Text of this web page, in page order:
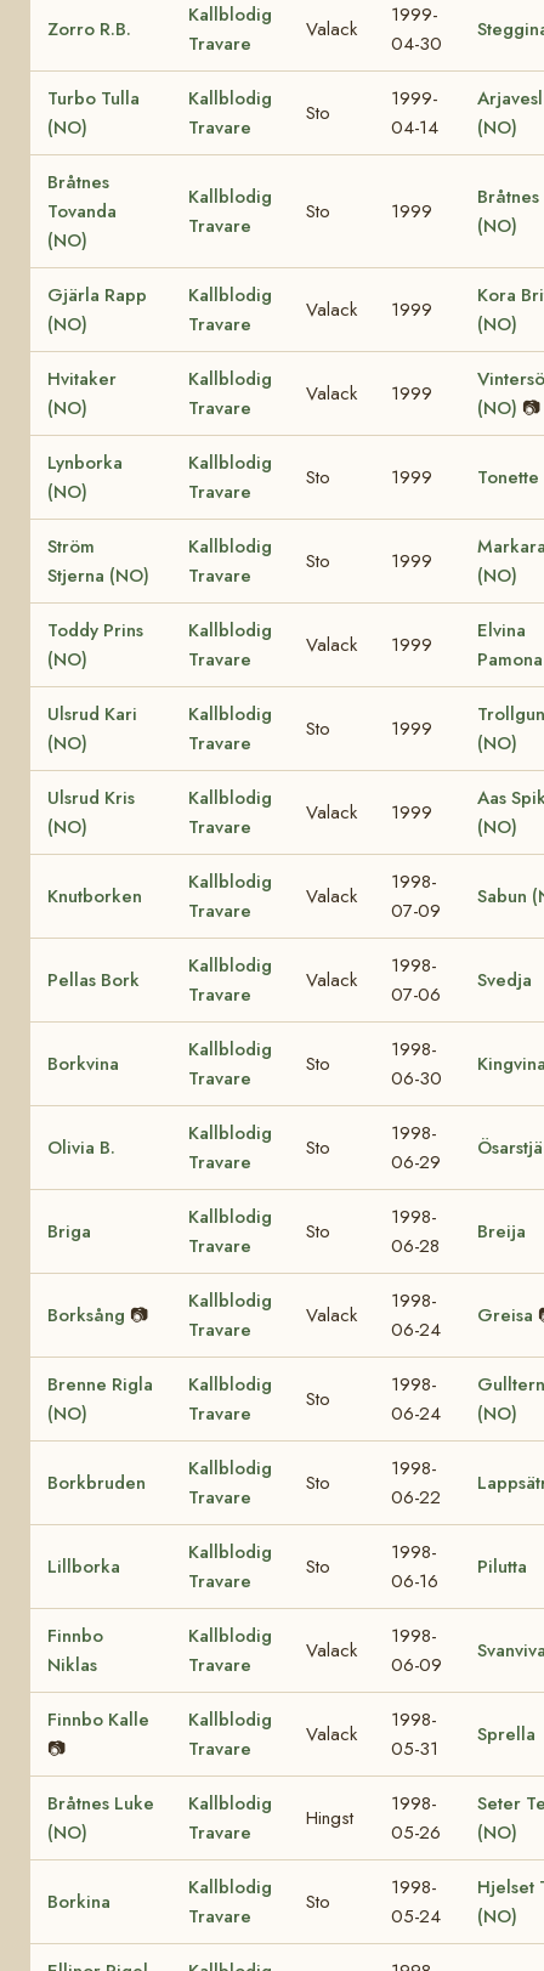
Zorro R.B.
Kallblodig
Travare
Valack
1999-
04-30
Turbo Tulla
(NO)
Kallblodig
Travare
Sto
1999-
04-14
(NO)
Bråtnes
Tovanda
(NO)
Kallblodig
Travare
Sto 1999
Bråtnes
(NO)
Gjärla Rapp
(NO)
Kallblodig
Travare
Valack 1999
Kora
(NO)
Hvitaker
(NO)
Kallblodig
Travare
Valack 1999
(NO) 📷
Lynborka
(NO)
Kallblodig
Travare
Sto 1999
Ström
Stjerna (NO)
Kallblodig
Travare
Sto 1999
(NO)
Toddy Prins
(NO)
Kallblodig
Travare
Valack 1999
Elvina
Ulsrud Kari
(NO)
Kallblodig
Travare
Sto 1999
Trollgun
(NO)
Ulsrud Kris
(NO)
Kallblodig
Travare
Valack 1999
Aas
(NO)
Knutborken
Kallblodig
Travare
Valack
1998-
07-09
Sabun
Pellas Bork
Kallblodig
Travare
Valack
1998-
07-06
Svedja
Borkvina
Kallblodig
Travare
Sto
1998-
06-30
Olivia B.
Kallblodig
Travare
Sto
1998-
06-29
Briga
Kallblodig
Travare
Sto
1998-
06-28
Breija
Borksång 📷
Kallblodig
Travare
Valack
1998-
06-24
Greisa
Brenne Rigla
(NO)
Kallblodig
Travare
Sto
1998-
06-24
(NO)
Borkbruden
Kallblodig
Travare
Sto
1998-
06-22
Lillborka
Kallblodig
Travare
Sto
1998-
06-16
Pilutta
Finnbo
Niklas
Kallblodig
Travare
Valack
1998-
06-09
Finnbo Kalle
📷
Kallblodig
Travare
Valack
1998-
05-31
Sprella
Bråtnes Luke
(NO)
Kallblodig
Travare
Hingst
1998-
05-26
Seter
(NO)
Borkina
Kallblodig
Travare
Sto
1998-
05-24
Hjelset
(NO)